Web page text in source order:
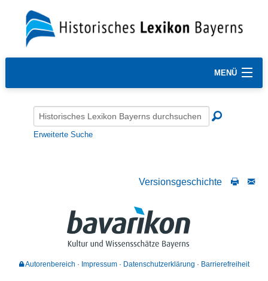
MENÜ
Erweiterte Suche
Versionsgeschichte
Autorenbereich Impressum Datenschutzerklärung Barrierefreiheit